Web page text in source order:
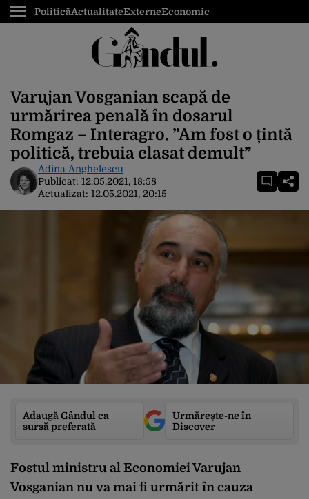
PoliticăActualitateExterneEconomic
Varujan Vosganian scapă de
urmărirea penală în dosarul
Romgaz – Interagro. ”Am fost o țintă
politică, trebuia clasat demult”
Adina Anghelescu
Publicat: 12.05.2021, 18:58
Actualizat: 12.05.2021, 20:15
Adaugă Gândul ca
sursă preferată
Urmărește-ne în
Discover
Fostul ministru al Economiei Varujan
Vosganian nu va mai fi urmărit în cauza